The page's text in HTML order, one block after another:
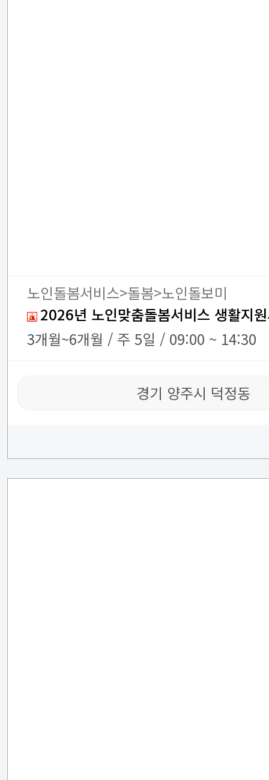
노인돌봄서비스>돌봄>노인돌보미
2026년 노인맞춤돌봄서비스 생활지
3개월~6개월 / 주 5일 / 09:00 ~ 14:30
경기 양주시 덕정동